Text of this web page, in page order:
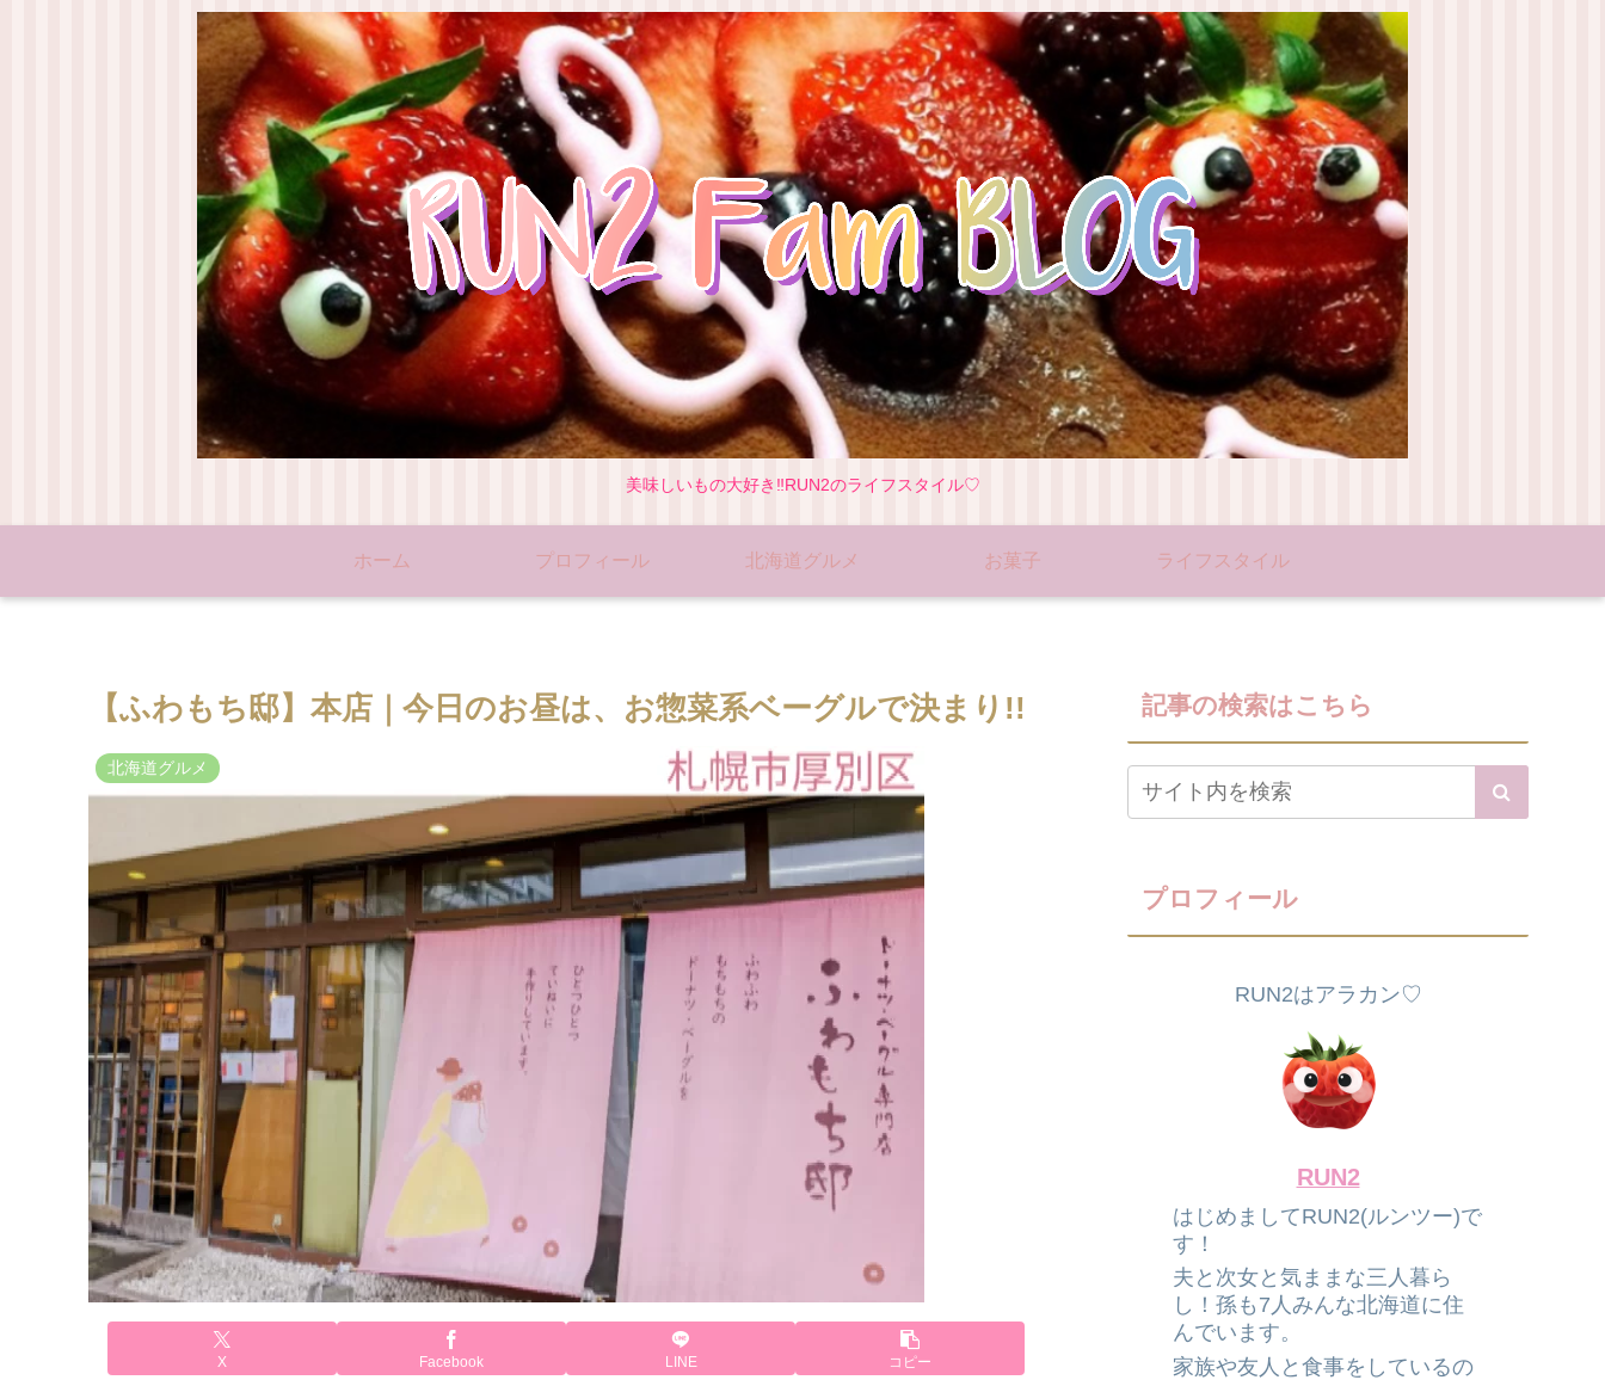
美味しいもの大好き‼RUN2のライフスタイル♡
ホーム プロフィール 北海道グルメ お菓子 ライフスタイル
【ふわもち邸】本店｜今日のお昼は、お惣菜系ベーグルで決まり!!
北海道グルメ
X Facebook LINE コピー
記事の検索はこちら
プロフィール
RUN2はアラカン♡
RUN2
はじめましてRUN2(ルンツー)で
す！
夫と次女と気ままな三人暮ら
し！孫も7人みんな北海道に住
んでいます。
家族や友人と食事をしているの